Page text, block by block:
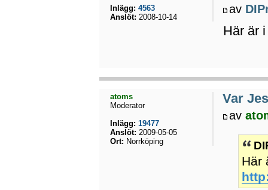
av
Här är
Inlägg: 4563
Anslöt: 2008-10-14
Var
av
Här
atoms
Moderator
Inlägg: 19477
Anslöt: 2009-05-05
Ort: Norrköping